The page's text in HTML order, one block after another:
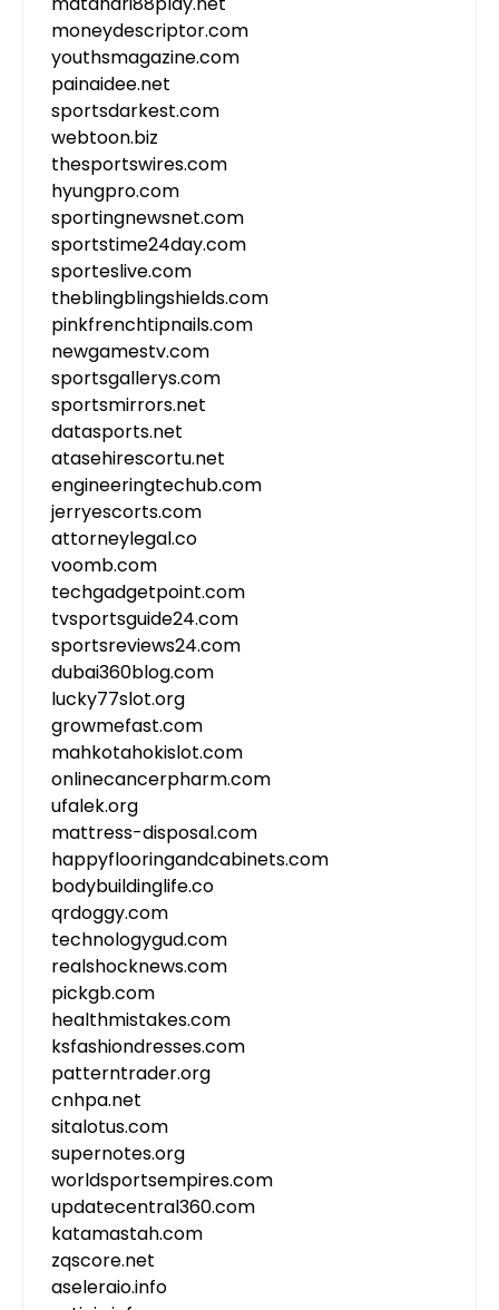
moneydescriptor.com
youthsmagazine.com
painaidee.net
sportsdarkest.com
webtoon.biz
thesportswires.com
hyungpro.com
sportingnewsnet.com
sportstime24day.com
sporteslive.com
theblingblingshields.com
pinkfrenchtipnails.com
newgamestv.com
sportsgallerys.com
sportsmirrors.net
datasports.net
atasehirescortu.net
engineeringtechub.com
jerryescorts.com
attorneylegal.co
voomb.com
techgadgetpoint.com
tvsportsguide24.com
sportsreviews24.com
dubai360blog.com
lucky77slot.org
growmefast.com
mahkotahokislot.com
onlinecancerpharm.com
ufalek.org
mattress-disposal.com
happyflooringandcabinets.com
bodybuildinglife.co
qrdoggy.com
technologygud.com
realshocknews.com
pickgb.com
healthmistakes.com
ksfashiondresses.com
patterntrader.org
cnhpa.net
sitalotus.com
supernotes.org
worldsportsempires.com
updatecentral360.com
katamastah.com
zqscore.net
aseleraio.info